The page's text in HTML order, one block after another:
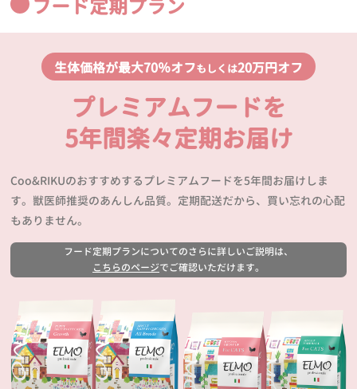
フード定期プラン
生体価格が最大70％オフもしくは20万円オフ
プレミアムフードを
5年間楽々定期お届け
Coo&RIKUのおすすめするプレミアムフードを5年間お届けしま
す。獣医師推奨のあんしん品質。定期配送だから、買い忘れの心配
もありません。
フード定期プランについてのさらに詳しいご説明は、
こちらのページでご確認いただけます。